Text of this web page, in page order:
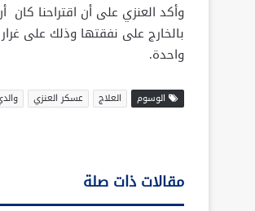
وأكد العنزي على أن اقتراحنا كان
بالخارج على نفقتها وذلك على
واحدة.
الوسوم العلاج عسكر العنزي
مقالات ذات صلة